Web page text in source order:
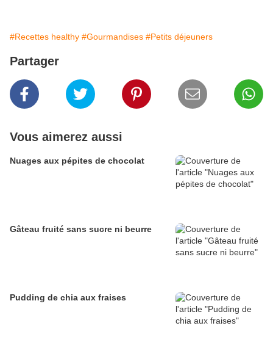
#Recettes healthy #Gourmandises #Petits déjeuners
Partager
Vous aimerez aussi
Nuages aux pépites de chocolat
Gâteau fruité sans sucre ni beurre
Pudding de chia aux fraises